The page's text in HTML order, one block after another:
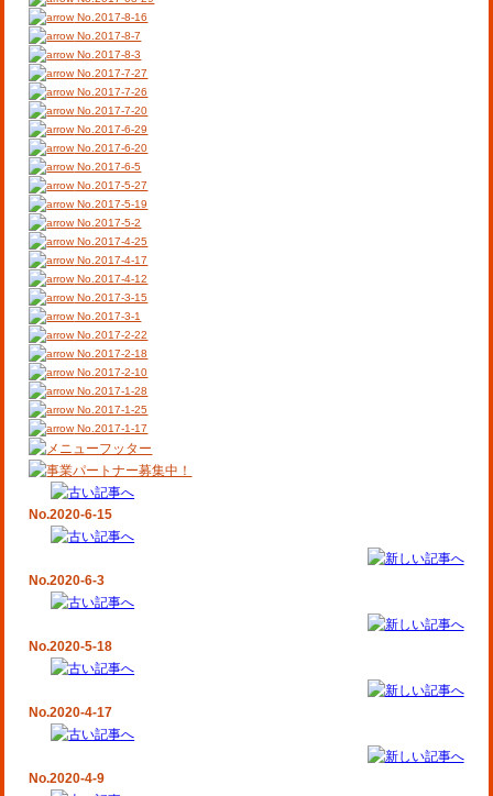
No.2017-8-16
No.2017-8-7
No.2017-8-3
No.2017-7-27
No.2017-7-26
No.2017-7-20
No.2017-6-29
No.2017-6-20
No.2017-6-5
No.2017-5-27
No.2017-5-19
No.2017-5-2
No.2017-4-25
No.2017-4-17
No.2017-4-12
No.2017-3-15
No.2017-3-1
No.2017-2-22
No.2017-2-18
No.2017-2-10
No.2017-1-28
No.2017-1-25
No.2017-1-17
No.2020-6-15
No.2020-6-3
No.2020-5-18
No.2020-4-17
No.2020-4-9